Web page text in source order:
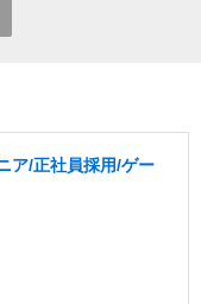
ア/正社員採用/ゲー